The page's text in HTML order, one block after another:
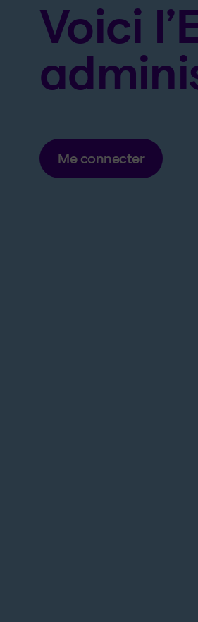
Voici
Me connecter